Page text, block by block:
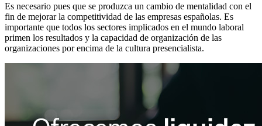
Es necesario pues que se produzca un cambio de mentalidad con el
fin de mejorar la competitividad de las empresas españolas. Es
importante que todos los sectores implicados en el mundo laboral
primen los resultados y la capacidad de organización de las
organizaciones por encima de la cultura presencialista.